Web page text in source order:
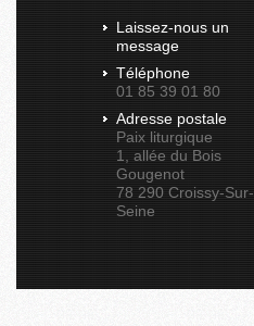
Laissez-nous un
message
Téléphone
01 85 39 01 80
Adresse postale
Paix liturgique
1, allée du Bois
Gougenot
78 290 Croissy-Sur-
Seine